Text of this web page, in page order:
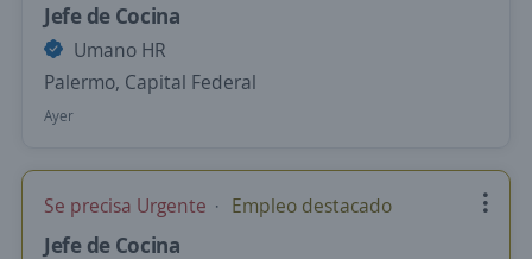
Jefe de Cocina
Umano HR
Palermo, Capital Federal
Ayer
Se precisa Urgente Empleo destacado
Jefe de Cocina